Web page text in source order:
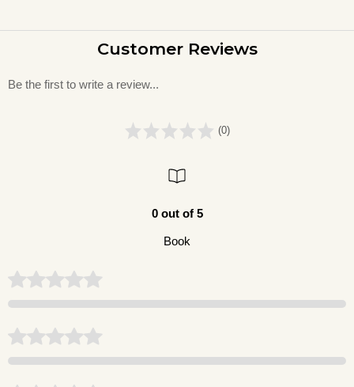
Customer Reviews
Be the first to write a review...
(0)
0 out of 5
Book